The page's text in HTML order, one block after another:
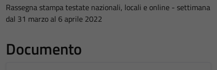
Rassegna stampa testate nazionali, locali e online - settimana
dal 31 marzo al 6 aprile 2022
Documento